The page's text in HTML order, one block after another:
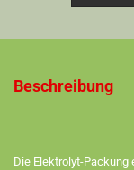
Beschreibung
Die Elektrolyt-Packung